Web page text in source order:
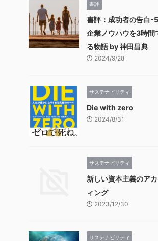
書評
書評：成功者の告白-
企業ノウハウを3時間
る物語 by 神田昌典
2024/9/28
サステナビリティ
Die with zero
2024/8/31
サステナビリティ
新しい資本主義のア
ィング
2023/12/30
サステナビリティ